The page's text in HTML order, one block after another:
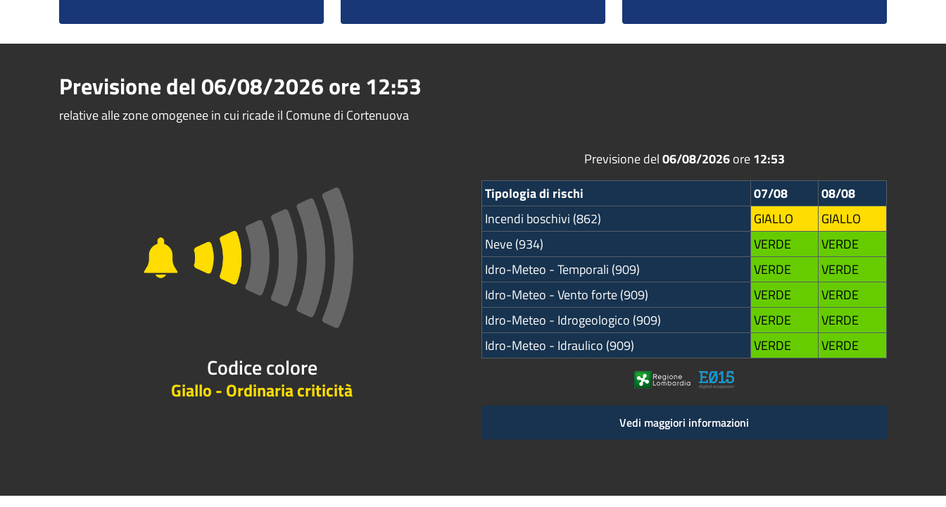
Previsione del06/08/2026ore12:53
relative alle zone omogenee in cui ricade il Comune di Cortenuova
Codice colore
Giallo - Ordinaria criticità
Previsione del06/08/2026ore12:53
Tipologia di rischi
07/08
08/08
Incendi boschivi (862)
GIALLO
GIALLO
Neve (934)
VERDE
VERDE
Idro-Meteo - Temporali (909)
VERDE
VERDE
Idro-Meteo - Vento forte (909)
VERDE
VERDE
Idro-Meteo - Idrogeologico (909)
VERDE
VERDE
Idro-Meteo - Idraulico (909)
VERDE VERDE
Vedi maggiori informazioni